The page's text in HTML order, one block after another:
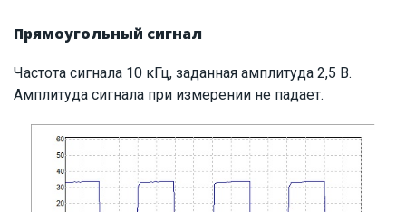
Прямоугольный сигнал
Частота сигнала 10 кГц, заданная амплитуда 2,5 В.
Амплитуда сигнала при измерении не падает.